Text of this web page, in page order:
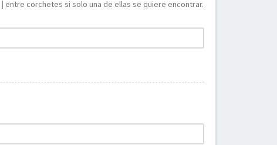
| entre corchetes si solo una de ellas se quiere encontrar.